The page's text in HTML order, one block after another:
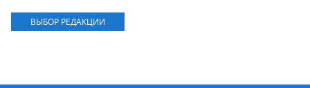
ВЫБОР РЕДАКЦИИ